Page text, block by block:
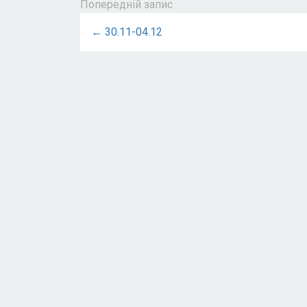
Попередній запис
← 30.11-04.12